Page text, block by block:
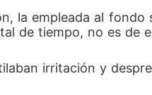
la empleada al fondo
de tiempo, no es de
irritación y